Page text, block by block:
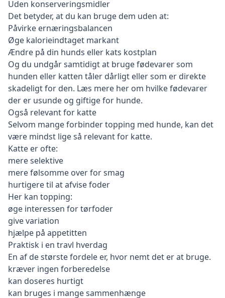
Uden konserveringsmidler
Det betyder, at du kan bruge dem uden at:
Påvirke ernæringsbalancen
Øge kalorieindtaget markant
Ændre på din hunds eller kats kostplan
Og du undgår samtidigt at bruge fødevarer som
hunden eller katten tåler dårligt eller som er direkte
skadeligt for den. Læs mere her om hvilke fødevarer
der er usunde og giftige for hunde.
Også relevant for katte
Selvom mange forbinder topping med hunde, kan det
være mindst lige så relevant for katte.
Katte er ofte:
mere selektive
mere følsomme over for smag
hurtigere til at afvise foder
Her kan topping:
øge interessen for tørfoder
give variation
hjælpe på appetitten
Praktisk i en travl hverdag
En af de største fordele er, hvor nemt det er at bruge.
kræver ingen forberedelse
kan doseres hurtigt
kan bruges i mange sammenhænge